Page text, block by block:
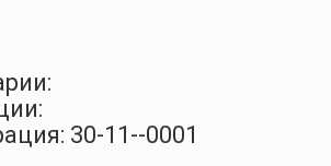
30-11--0001